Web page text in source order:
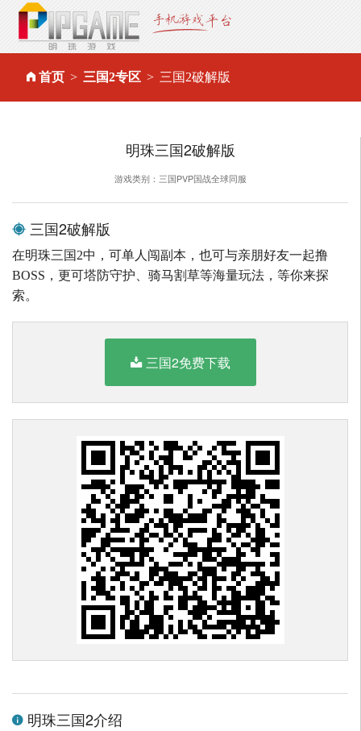
首页 三国2专区 三国2破解版
明珠三国2破解版
游戏类别：三国PVP国战全球同服
三国2破解版
在明珠三国2中，可单人闯副本，也可与亲朋好友一起撸
BOSS，更可塔防守护、骑马割草等海量玩法，等你来探
索。
三国2免费下载
明珠三国2介绍